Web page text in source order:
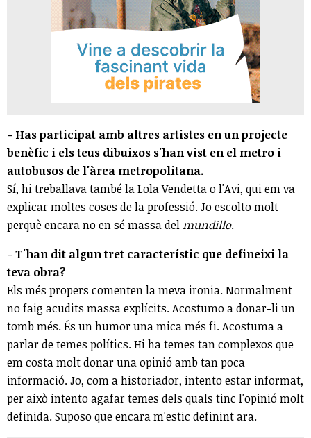
- Has participat amb altres artistes en un projecte
benèfic i els teus dibuixos s'han vist en el metro i
autobusos de l'àrea metropolitana.
Sí, hi treballava també la Lola Vendetta o l'Avi, qui em va
explicar moltes coses de la professió. Jo escolto molt
perquè encara no en sé massa del mundillo.
- T'han dit algun tret característic que defineixi la
teva obra?
Els més propers comenten la meva ironia. Normalment
no faig acudits massa explícits. Acostumo a donar-li un
tomb més. És un humor una mica més fi. Acostuma a
parlar de temes polítics. Hi ha temes tan complexos que
em costa molt donar una opinió amb tan poca
informació. Jo, com a historiador, intento estar informat,
per això intento agafar temes dels quals tinc l'opinió molt
definida. Suposo que encara m'estic definint ara.